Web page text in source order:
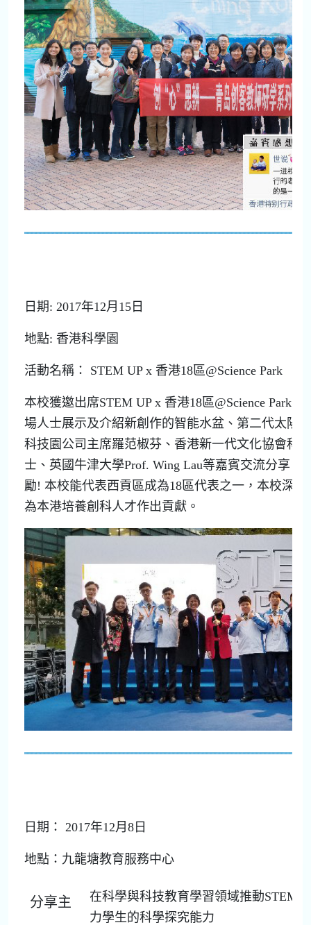
日期: 2017年12月15日
地點: 香港科學園
活動名稱： STEM UP x 香港18區@Science Park
本校獲邀出席STEM UP x 香港18區@Science Park
場人士展示及介紹新創作的智能水盆、第二代太陽
科技園公司主席羅范椒芬、香港新一代文化協會科
士、英國牛津大學Prof. Wing Lau等嘉賓交流分享，
勵! 本校能代表西貢區成為18區代表之一，本校深
為本港培養創科人才作出貢獻。
日期： 2017年12月8日
地點：九龍塘教育服務中心
分享主
在科學與科技教育學習領域推動STEM
力學生的科學探究能力